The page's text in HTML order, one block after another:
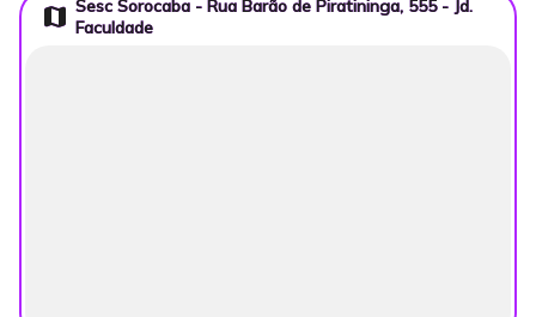
map Sesc Sorocaba - Rua Barão de Piratininga, 555 - Jd.
Faculdade